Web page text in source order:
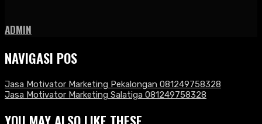
ADMIN
NAVIGASI POS
Jasa Motivator Marketing Pekalongan 081249758328
Jasa Motivator Marketing Salatiga 081249758328